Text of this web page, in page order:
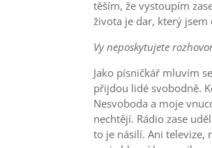
těším, že vystoupím
života je dar, který jsem
Vy neposkytujete
Jako písničkář mluvím
přijdou lidé svobodně.
Nesvoboda a moje
nechtějí. Rádio zase
to je násilí. Ani televize,